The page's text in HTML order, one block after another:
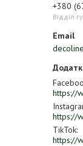
+380
Відділ
https://
https://
TikTok
https://